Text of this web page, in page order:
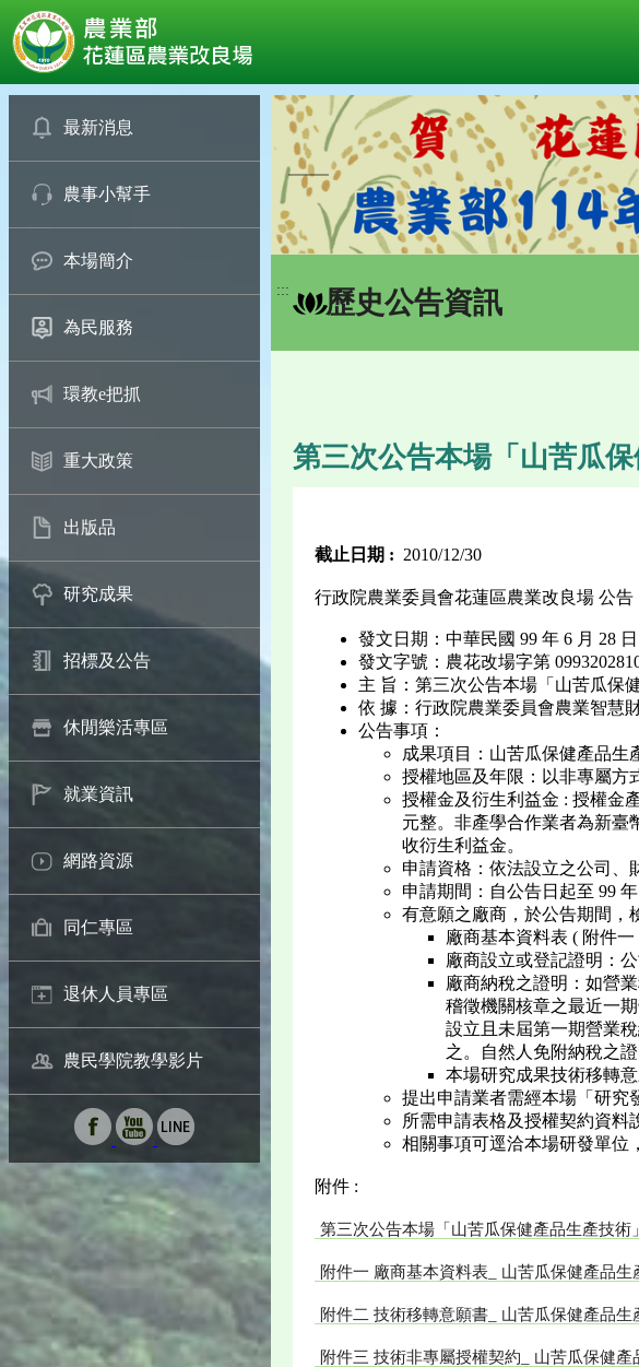
最新消息
農事小幫手
本場簡介
為民服務
環教e把抓
重大政策
出版品
研究成果
招標及公告
休閒樂活專區
就業資訊
網路資源
同仁專區
退休人員專區
農民學院教學影片
::: 歷史公告資訊
第三次公告本場「山苦瓜
截止日期 : 2010/12/30
行政院農業委員會花蓮區農業改良場 公告
發文日期：中華民國 99 年 6 月 28 日
發文字號：農花改場字第
主 旨：第三次公告本場「山苦瓜保
依 據：行政院農業委員會農業智慧
公告事項：
成果項目：山苦瓜保健產品生
授權地區及年限：以非專屬方
授權金及衍生利益金 : 授權金
元整。非產學合作業者為新臺
收衍生利益金。
申請資格：依法設立之公司、
申請期間：自公告日起至 99
有意願之廠商，於公告期間，
廠商基本資料表 ( 附件一
廠商設立或登記證明：
廠商納稅之證明：如營
稽徵機關核章之最近一
設立且未屆第一期營業
之。自然人免附納稅之證
本場研究成果技術移轉意
提出申請業者需經本場「研究
所需申請表格及授權契約資料
相關事項可逕洽本場研發單位
附件 :
第三次公告本場「山苦瓜保健產品生產技術
附件一 廠商基本資料表_ 山苦瓜保健產品生
附件二 技術移轉意願書_ 山苦瓜保健產品生
附件三 技術非專屬授權契約_ 山苦瓜保健產